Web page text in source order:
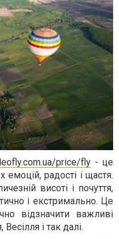
price/fly - це
емоцій, радості і щастя.
висоті і почуття,
і екстримально. Це
відзначити важливі
і так далі.